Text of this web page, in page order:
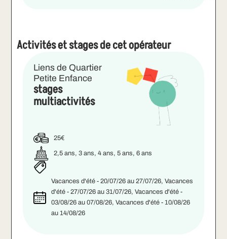
Activités et stages de cet opérateur
Liens de Quartier
Petite Enfance
stages
multiactivités
25€
2,5 ans, 3 ans, 4 ans, 5 ans, 6 ans
Vacances d'été - 20/07/26 au 27/07/26, Vacances
d'été - 27/07/26 au 31/07/26, Vacances d'été -
03/08/26 au 07/08/26, Vacances d'été - 10/08/26
au 14/08/26